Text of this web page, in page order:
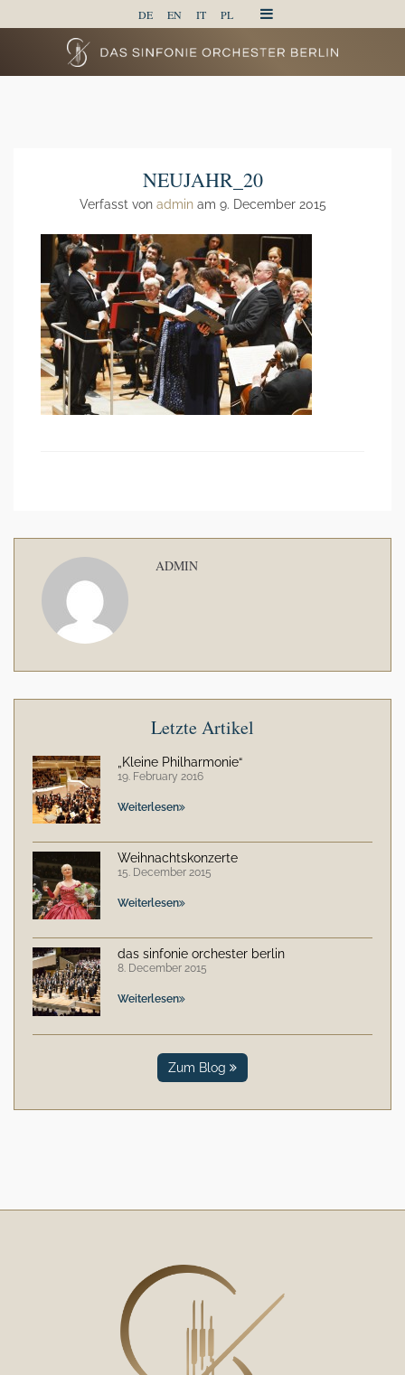
DE EN IT PL
NEUJAHR_20
Verfasst von adminam 9. December 2015
ADMIN
Letzte Artikel
„Kleine Philharmonie“
19. February 2016
Weiterlesen
Weihnachtskonzerte
15. December 2015
Weiterlesen
das sinfonie orchester berlin
8. December 2015
Weiterlesen
Zum Blog